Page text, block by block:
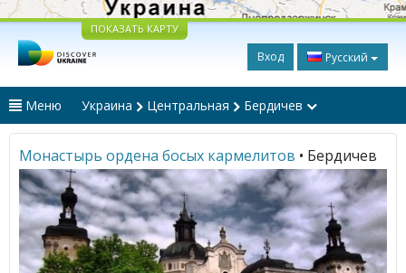
ПОКАЗАТЬ КАРТУ
Вход Русский
Меню Украина Центральная Бердичев
Монастырь ордена босых кармелитов • Бердичев